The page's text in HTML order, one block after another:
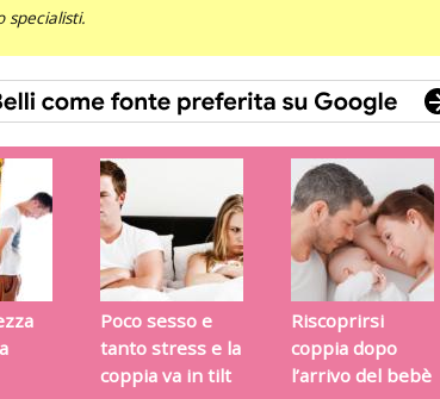
Poco sesso e
tanto stress e la
coppia va in tilt
Riscoprirsi
coppia dopo
l’arrivo del bebè